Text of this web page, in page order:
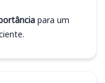
para um